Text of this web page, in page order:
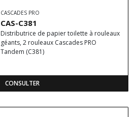
CASCADES PRO
CAS-C381
Distributrice de papier toilette à rouleaux
géants, 2 rouleaux Cascades PRO
Tandem (C381)
CONSULTER